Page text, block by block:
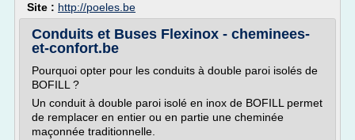
Site : http://poeles.be
Conduits et Buses Flexinox - cheminees-
et-confort.be
Pourquoi opter pour les conduits à double paroi isolés de
BOFILL ?
Un conduit à double paroi isolé en inox de BOFILL permet
de remplacer en entier ou en partie une cheminée
maçonnée traditionnelle.